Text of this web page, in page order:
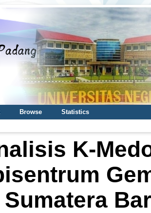
Browse
Statistics
K-
Sumatera